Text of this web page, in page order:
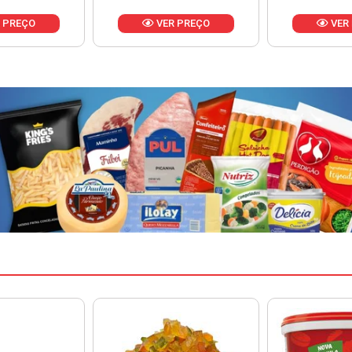
PREÇO VER PREÇO VER